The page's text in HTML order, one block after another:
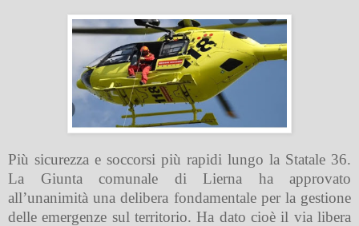
Più sicurezza e soccorsi più rapidi lungo la Statale 36.
La Giunta comunale di Lierna ha approvato
all’unanimità una delibera fondamentale per la gestione
delle emergenze sul territorio. Ha dato cioè il via libera